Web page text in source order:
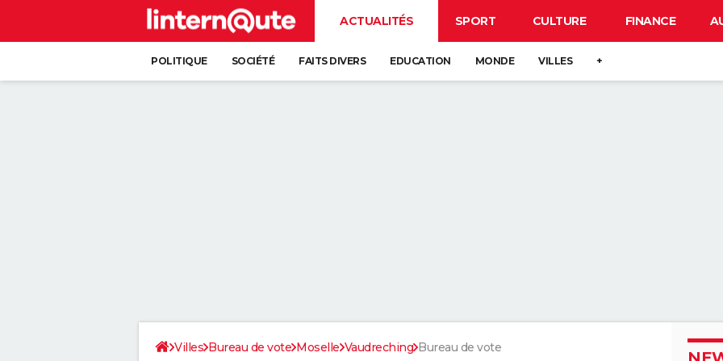
ACTUALITÉS SPORT CULTURE FINANCE
POLITIQUE SOCIÉTÉ FAITS DIVERS EDUCATION MONDE VILLES +
Villes Bureau de vote Moselle Vaudreching Bureau de vote